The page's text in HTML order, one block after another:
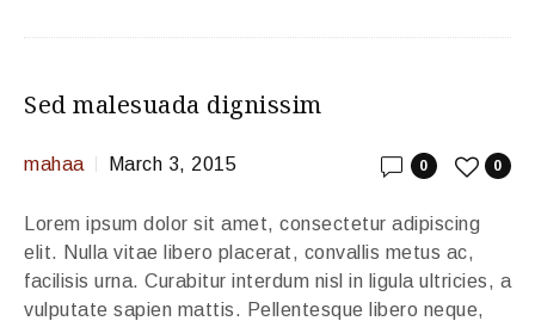
Sed malesuada dignissim
mahaa March 3, 2015 0
0
Lorem ipsum dolor sit amet, consectetur adipiscing
elit. Nulla vitae libero placerat, convallis metus ac,
facilisis urna. Curabitur interdum nisl in ligula ultricies, a
vulputate sapien mattis. Pellentesque libero neque,